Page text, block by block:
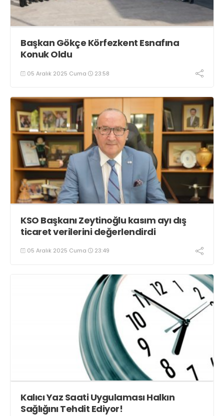
Başkan Gökçe Körfezkent Esnafına
Konuk Oldu
05 Aralık 2025 Cuma 23:58
KSO Başkanı Zeytinoğlu kasım ayı dış
ticaret verilerini değerlendirdi
05 Aralık 2025 Cuma 23:49
Kalıcı Yaz Saati Uygulaması Halkın
Sağlığını Tehdit Ediyor!